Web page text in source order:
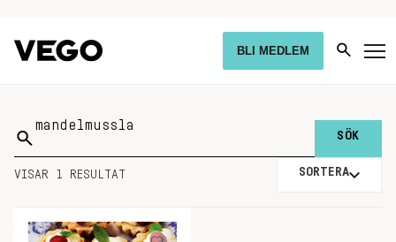
BLI MEDLEM
Sök
på:
VISAR 1 RESULTAT SORTERA